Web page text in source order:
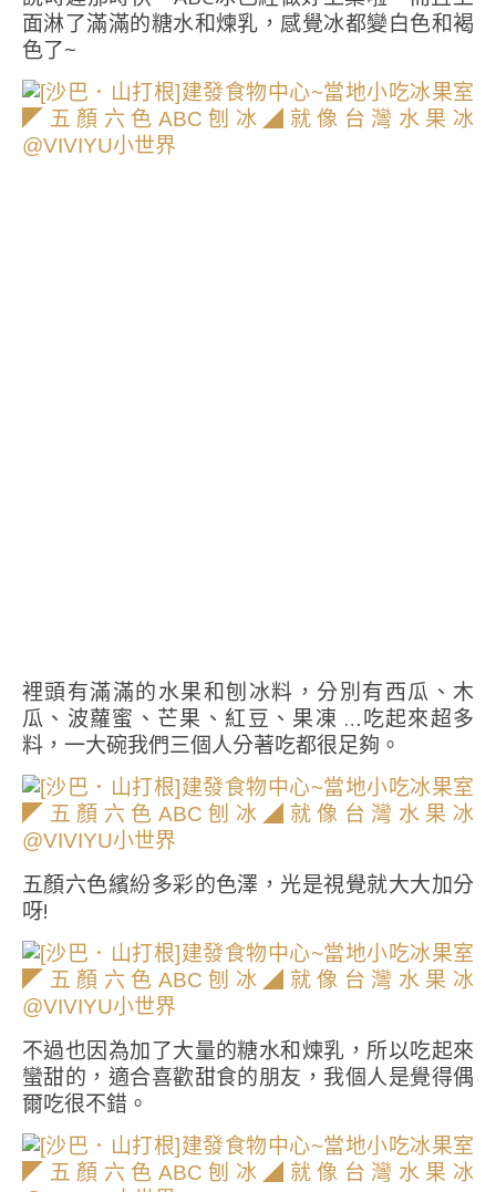
面淋了滿滿的糖水和煉乳，感覺冰都變白色和褐
色了~
裡頭有滿滿的水果和刨冰料，分別有西瓜、木
瓜、波蘿蜜、芒果、紅豆、果凍 …吃起來超多
料，一大碗我們三個人分著吃都很足夠。
五顏六色繽紛多彩的色澤，光是視覺就大大加分
呀!
不過也因為加了大量的糖水和煉乳，所以吃起來
蠻甜的，適合喜歡甜食的朋友，我個人是覺得偶
爾吃很不錯。